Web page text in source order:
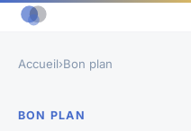
Accueil›Bon plan
BON PLAN